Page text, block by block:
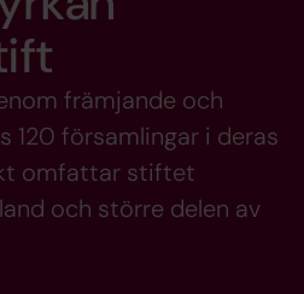
främjande och
församlingar i deras
omfattar stiftet
och större delen av